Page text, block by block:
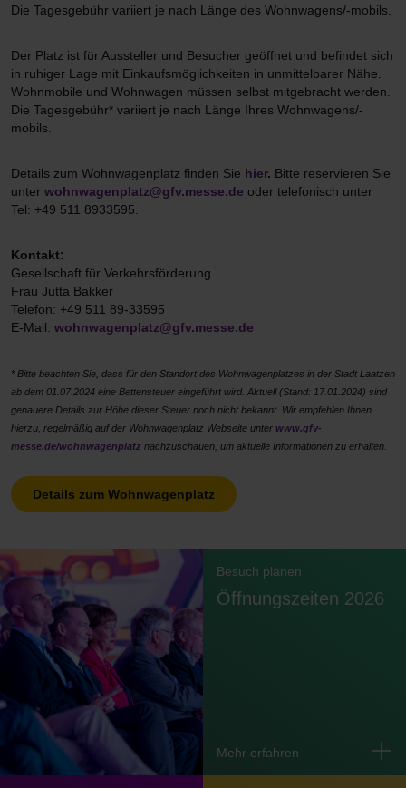
Die Tagesgebühr variiert je nach Länge des Wohnwagens/-mobils.
Der Platz ist für Aussteller und Besucher geöffnet und befindet sich
in ruhiger Lage mit Einkaufsmöglichkeiten in unmittelbarer Nähe.
Wohnmobile und Wohnwagen müssen selbst mitgebracht werden.
Die Tagesgebühr* variiert je nach Länge Ihres Wohnwagens/-
mobils.
Details zum Wohnwagenplatz finden Sie hier. Bitte reservieren Sie
unter wohnwagenplatz@gfv.messe.de oder telefonisch unter
Tel: +49 511 8933595.
Kontakt:
Gesellschaft für Verkehrsförderung
Frau Jutta Bakker
Telefon: +49 511 89-33595
E-Mail: wohnwagenplatz@gfv.messe.de
* Bitte beachten Sie, dass für den Standort des Wohnwagenplatzes in der Stadt Laatzen
ab dem 01.07.2024 eine Bettensteuer eingeführt wird. Aktuell (Stand: 17.01.2024) sind
genauere Details zur Höhe dieser Steuer noch nicht bekannt. Wir empfehlen Ihnen
hierzu, regelmäßig auf der Wohnwagenplatz Webseite unter www.gfv-
messe.de/wohnwagenplatz nachzuschauen, um aktuelle Informationen zu erhalten.
Details zum Wohnwagenplatz
Besuch planen
Öffnungszeiten 2026
Mehr erfahren